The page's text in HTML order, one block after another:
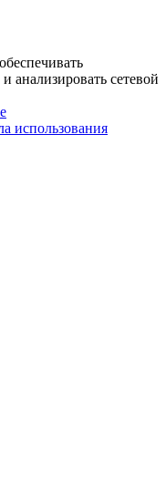
анализировать сетевой
использования